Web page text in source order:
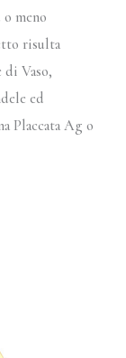
meno
risulta
di Vaso,
ed
Placcata Ag o